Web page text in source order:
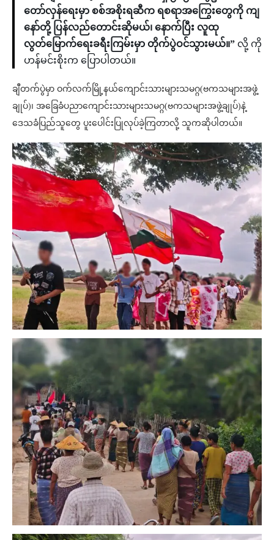
တော်လှန်ရေးမှာ စစ်အစိုးရဆီက ရစရာအကြွေးတွေကို ကျ
နော်တို့ ပြန်လည်တောင်းဆိုမယ်၊ နောက်ပြီး လူထု
လွတ်မြောက်ရေးခရီးကြမ်းမှာ တိုက်ပွဲဝင်သွားမယ်။” လို့ ကို
ဟန်မင်းစိုးက ပြောပါတယ်။
ချီတက်ပွဲမှာ ဝက်လက်မြို့နယ်ကျောင်းသားများသမဂ္ဂ(ဗကသများအဖွဲ့
ချုပ်)၊ အခြေခံပညာကျောင်းသားများသမဂ္ဂ(ဗကသများအဖွဲ့ချုပ်)နဲ့
ဒေသခံပြည်သူတွေ ပူးပေါင်းပြုလုပ်ခဲ့ကြတာလို့ သူကဆိုပါတယ်။